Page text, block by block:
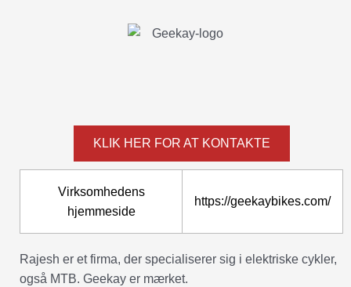
KLIK HER FOR AT KONTAKTE
Virksomhedens
hjemmeside
https://geekaybikes.com/
Rajesh er et firma, der specialiserer sig i elektriske cykler,
også MTB. Geekay er mærket.